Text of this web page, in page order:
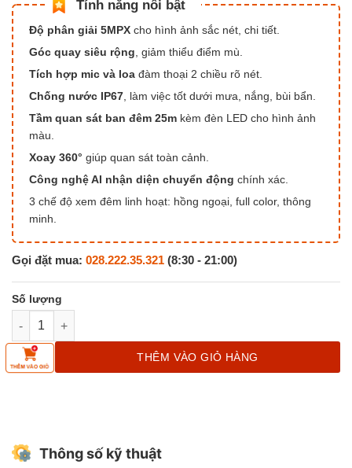
950,000 ₫.
Độ phân giải 5MPX cho hình ảnh sắc nét, chi tiết.
Góc quay siêu rộng , giảm thiểu điểm mù.
Tích hợp mic và loa đàm thoại 2 chiều rõ nét.
Chống nước IP67 , làm việc tốt dưới mưa, nắng, bùi bẩn.
Tầm quan sát ban đêm 25m kèm đèn LED cho hình ảnh
màu.
Xoay 360° giúp quan sát toàn cảnh.
Công nghệ AI nhận diện chuyển động chính xác.
3 chế độ xem đêm linh hoạt: hồng ngoại, full color, thông
minh.
Gọi đặt mua: 028.222.35.321 (8:30 - 21:00)
Camera EZVIZ H8c Pro 5M số lượng
THÊM VÀO GIỎ HÀNG
Thông số kỹ thuật